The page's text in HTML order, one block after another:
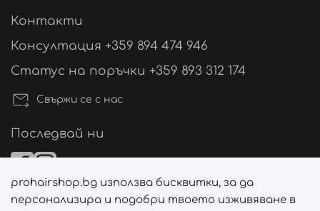
Контакти
Консултация +359 894 474 946
Статус на поръчки +359 893 312 174
Свържи се с нас
Последвай ни
Начини на плащане
prohairshop.bg използва бисквитки, за да
персонализира и подобри твоето изживяване в